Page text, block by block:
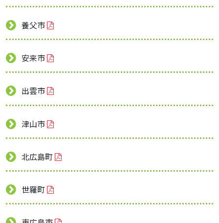
養父市
安来市
出雲市
津山市
北広島町
世羅町